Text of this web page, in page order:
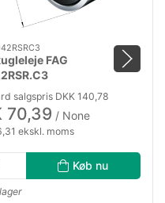
FAG
salgspris DKK 140,78
70,39 / None
ekskl. moms
Køb nu